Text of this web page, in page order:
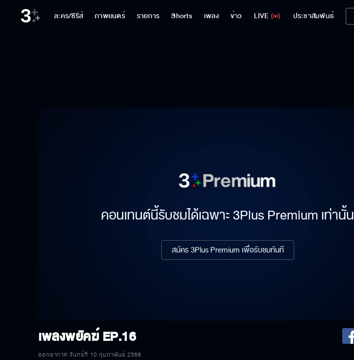
ละคร/ซีรีส์ ภาพยนตร์ รายการ Shorts เพลง ข่าว LIVE ประชาสัมพันธ์
คอนเทนต์นี้รับชมได้เฉพาะ 3Plus Premium เท่านั้น
สมัคร 3Plus Premium เพื่อรับชมทันที
เพลงพยัคฆ์EP.16
ออกอากาศ จันทร์ที่ 10 กุมภาพันธ์ 2568